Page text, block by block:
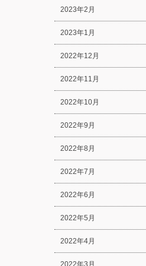
2023年2月
2023年1月
2022年12月
2022年11月
2022年10月
2022年9月
2022年8月
2022年7月
2022年6月
2022年5月
2022年4月
2022年3月